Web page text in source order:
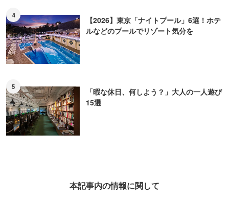
4
【2026】東京「ナイトプール」6選！ホテ
ルなどのプールでリゾート気分を
5
「暇な休日、何しよう？」大人の一人遊び
15選
本記事内の情報に関して